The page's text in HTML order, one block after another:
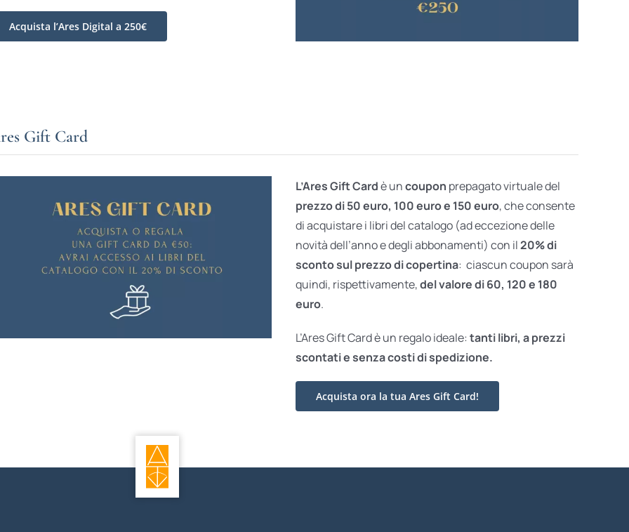
Acquista l’Ares Digital a 250€
Gift Card
L’Ares Gift Cardè uncoupon prepagato virtuale del
prezzo di 50 euro, 100 euro e 150 euro, che consente
di acquistare i libri del catalogo (ad eccezione delle
novità dell’anno e degli abbonamenti) con il20% di
sconto sul prezzo di copertina: ciascun coupon sarà
quindi, rispettivamente,del valore di 60, 120 e 180
euro.
L’Ares Gift Card è un regalo ideale: tanti libri, a prezzi
scontati esenza costi di spedizione.
Acquista ora la tua Ares Gift Card!